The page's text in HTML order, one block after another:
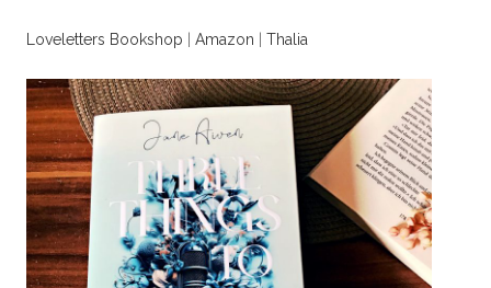
Loveletters Bookshop Amazon Thalia